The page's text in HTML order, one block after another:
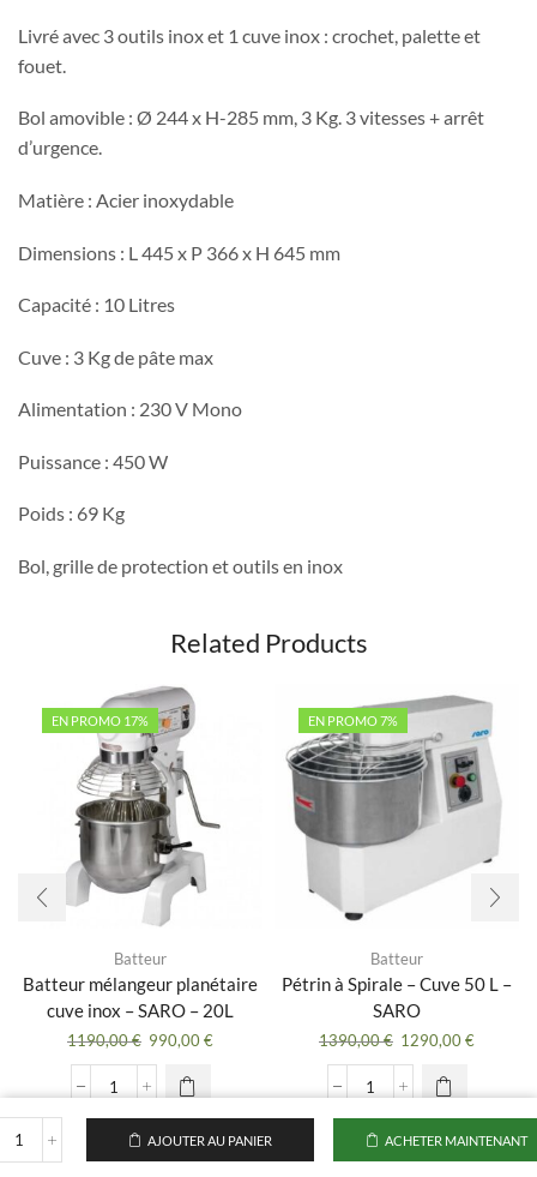
Livré avec 3 outils inox et 1 cuve inox : crochet, palette et
fouet.
Bol amovible : Ø 244 x H-285 mm, 3 Kg. 3 vitesses + arrêt
d’urgence.
Matière : Acier inoxydable
Dimensions : L 445 x P 366 x H 645 mm
Capacité : 10 Litres
Cuve : 3 Kg de pâte max
Alimentation : 230 V Mono
Puissance : 450 W
Poids : 69 Kg
Bol, grille de protection et outils en inox
Related Products
EN PROMO 17%
Batteur
Batteur mélangeur planétaire
cuve inox – SARO – 20L
1190,00€ Le
prix
initial
990,00€
quantité
de
Batteur
mélangeur
EN PROMO 7%
Batteur
Pétrin à Spirale – Cuve 50 L –
SARO
1390,00€ Le
prix
initial
1290,00€
quantité
de
Pétrin
à
quantité
AJOUTER AU PANIER ACHETER MAINTENANT